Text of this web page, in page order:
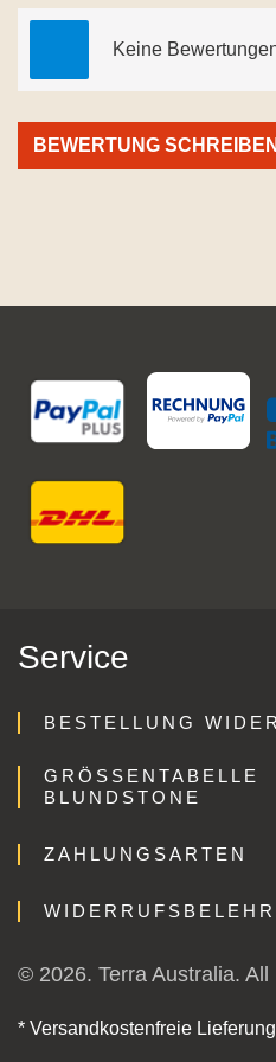
Keine
BEWERTUNG SCHREIBEN
Service
BESTELLUNG
GRÖSSENTABELLE B
LUNDSTONE
ZAHLUNGSARTEN
© 2026. Terra Australia. All
* Versandkostenfreie